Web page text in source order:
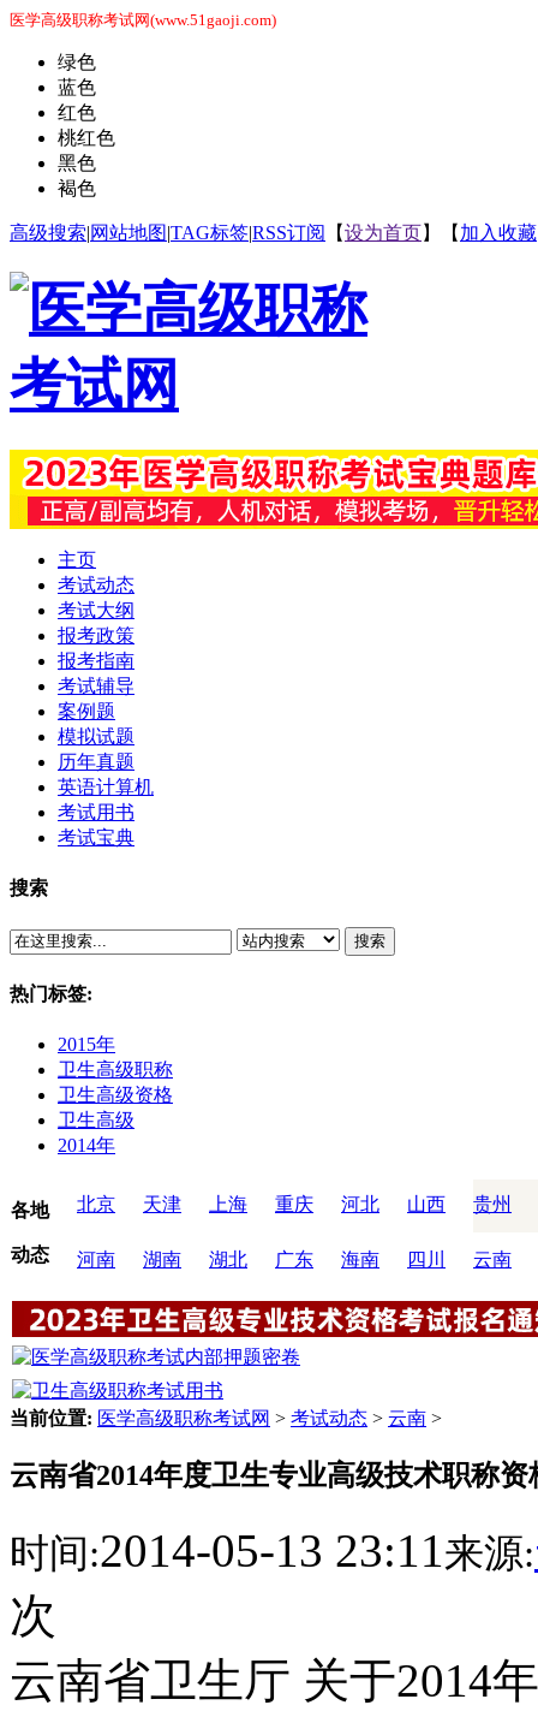
医学高级职称考试网(www.51gaoji.com)
绿色
蓝色
红色
桃红色
黑色
褐色
高级搜索|网站地图|TAG标签|RSS订阅 【设为首页】【 加入收藏
主页
考试动态
考试大纲
报考政策
报考指南
考试辅导
案例题
模拟试题
历年真题
英语计算机
考试用书
考试宝典
搜索
搜索
热门标签:
2015年
卫生高级职称
卫生高级资格
卫生高级
2014年
各地
动态
北京 天津 上海 重庆 河北 山西 贵州
河南 湖南 湖北 广东 海南 四川 云南
当前位置: 医学高级职称考试网 > 考试动态 > 云南 >
云南省2014年度卫生专业高级技术职称
时间:2014-05-13 23:11来源:
次
云南省卫生厅 关于2014